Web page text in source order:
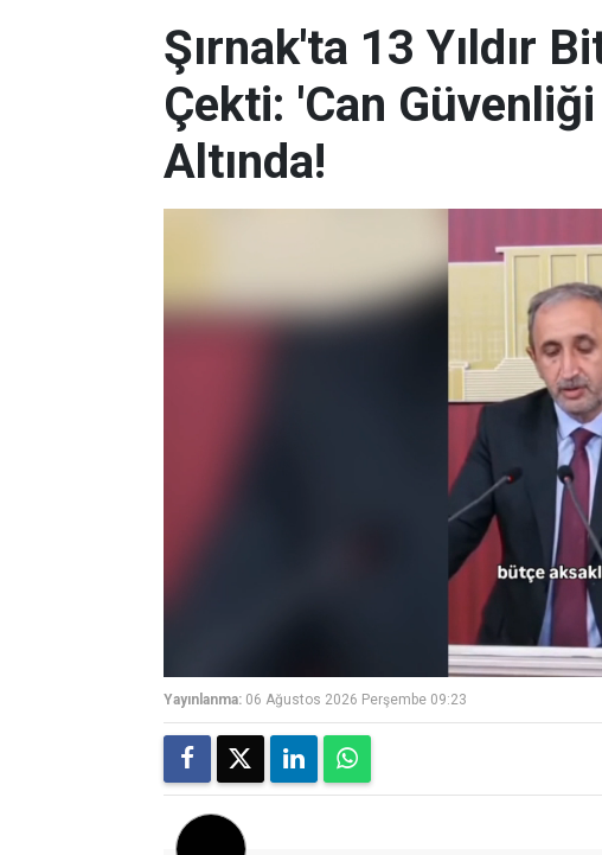
Şırnak'ta 13 Yıldır
Çekti: 'Can
Altında!
Yayınlanma: 06 Ağustos 2026 Perşembe 09:23